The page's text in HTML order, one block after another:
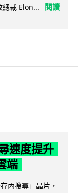
總裁 Elon...
閱讀
速度提升
端
內搜尋」晶片，